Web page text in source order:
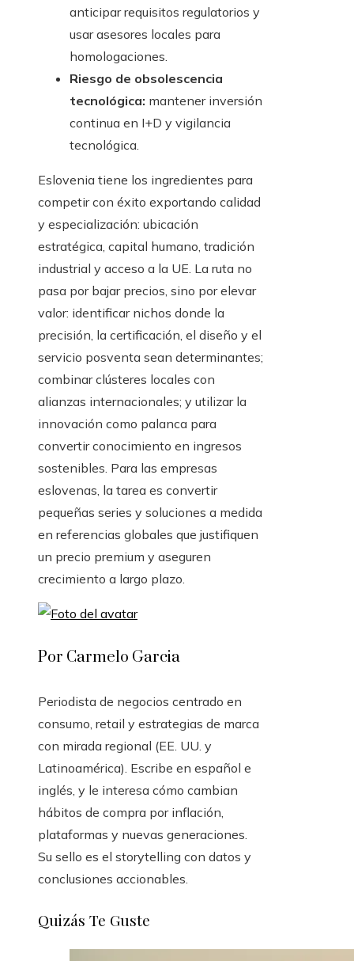
anticipar requisitos regulatorios y
usar asesores locales para
homologaciones.
Riesgo de obsolescencia
tecnológica: mantener inversión
continua en I+D y vigilancia
tecnológica.
Eslovenia tiene los ingredientes para
competir con éxito exportando calidad
y especialización: ubicación
estratégica, capital humano, tradición
industrial y acceso a la UE. La ruta no
pasa por bajar precios, sino por elevar
valor: identificar nichos donde la
precisión, la certificación, el diseño y el
servicio posventa sean determinantes;
combinar clústeres locales con
alianzas internacionales; y utilizar la
innovación como palanca para
convertir conocimiento en ingresos
sostenibles. Para las empresas
eslovenas, la tarea es convertir
pequeñas series y soluciones a medida
en referencias globales que justifiquen
un precio premium y aseguren
crecimiento a largo plazo.
Por Carmelo Garcia
Periodista de negocios centrado en
consumo, retail y estrategias de marca
con mirada regional (EE. UU. y
Latinoamérica). Escribe en español e
inglés, y le interesa cómo cambian
hábitos de compra por inflación,
plataformas y nuevas generaciones.
Su sello es el storytelling con datos y
conclusiones accionables.
Quizás Te Guste